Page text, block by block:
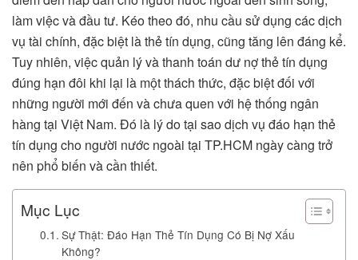
làm việc và đầu tư. Kéo theo đó, nhu cầu sử dụng các dịch
vụ tài chính, đặc biệt là thẻ tín dụng, cũng tăng lên đáng kể.
Tuy nhiên, việc quản lý và thanh toán dư nợ thẻ tín dụng
đúng hạn đôi khi lại là một thách thức, đặc biệt đối với
những người mới đến và chưa quen với hệ thống ngân
hàng tại Việt Nam. Đó là lý do tại sao dịch vụ đáo hạn thẻ
tín dụng cho người nước ngoài tại TP.HCM ngày càng trở
nên phổ biến và cần thiết.
Mục Lục
Sự Thật: Đáo Hạn Thẻ Tín Dụng Có Bị Nợ Xấu
Không?